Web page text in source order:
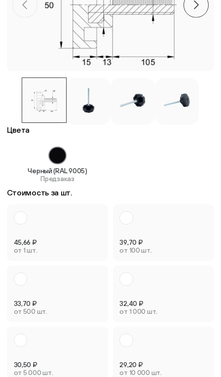
Цвета
Черный (RAL 9005)
Предзаказ
Стоимость за шт.
45,66 ₽
от 1 шт.
39,70 ₽
от 100 шт.
33,70 ₽
от 500 шт.
32,40 ₽
от 1 000 шт.
30,50 ₽
от 5 000 шт.
29,20 ₽
от 10 000 шт.
Пластиковые столешницы для школьных парт
Комплектующие для мебели
Стулья
Система выравнивания плитки